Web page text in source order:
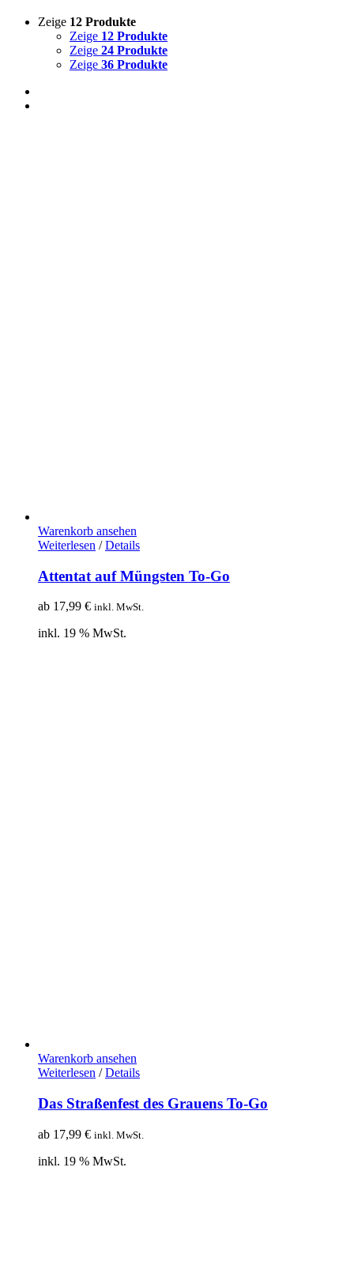
Zeige 12 Produkte
Zeige 12 Produkte
Zeige 24 Produkte
Zeige 36 Produkte
Warenkorb ansehen
Weiterlesen / Details
Attentat auf Müngsten To-Go
ab 17,99 € inkl. MwSt.
inkl. 19 % MwSt.
Warenkorb ansehen
Weiterlesen / Details
Das Straßenfest des Grauens To-Go
ab 17,99 € inkl. MwSt.
inkl. 19 % MwSt.